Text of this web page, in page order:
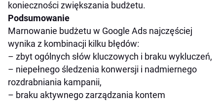
konieczności zwiększania budżetu.
Podsumowanie
Marnowanie budżetu w Google Ads najczęściej
wynika z kombinacji kilku błędów:
– zbyt ogólnych słów kluczowych i braku wykluczeń,
– niepełnego śledzenia konwersji i nadmiernego
rozdrabniania kampanii,
– braku aktywnego zarządzania kontem